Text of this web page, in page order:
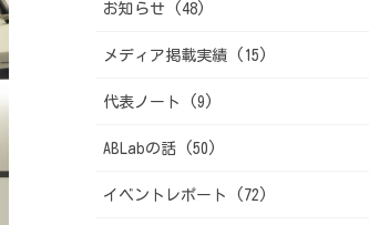
お知らせ (48)
メディア掲載実績 (15)
代表ノート (9)
ABLabの話 (50)
イベントレポート (72)